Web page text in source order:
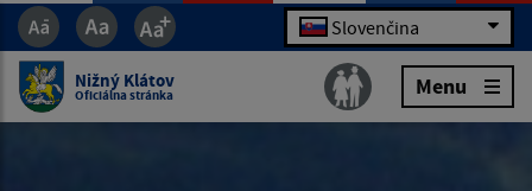
Slovenčina
Nižný Klátov
Oficiálna stránka Menu